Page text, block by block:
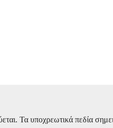
Τα υποχρεωτικά πεδία